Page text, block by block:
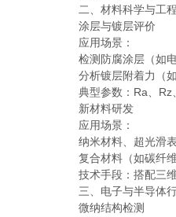
二、材料科学与工程
涂层与镀层评价
应用场景：
检测防腐涂层（如电
分析镀层附着力（如
典型参数：Ra、Rz、
新材料研发
应用场景：
纳米材料、超光滑表
复合材料（如碳纤维
技术手段：搭配三维
三、电子与半导体
微纳结构检测